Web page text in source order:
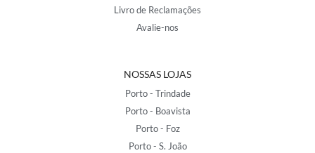
Livro de Reclamações
Avalie-nos
NOSSAS LOJAS
Porto - Trindade
Porto - Boavista
Porto - Foz
Porto - S. João